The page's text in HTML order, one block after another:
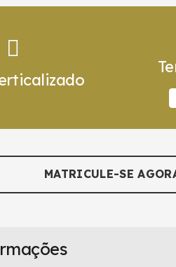
MATRICULE-SE